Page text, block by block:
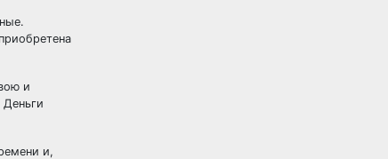
и
и,